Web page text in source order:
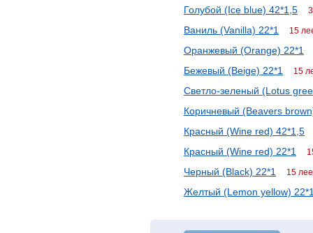
Голубой (Ice blue) 42*1,5
Ваниль (Vanilla) 22*1 15
Оранжевый (Orange) 22*1
Бежевый (Beige) 22*1
15
Светло-зеленый (Lotus
Коричневый (Beavers
Красный (Wine red) 42*1,5
Красный (Wine red) 22*1
Черный (Black) 22*1 15
Желтый (Lemon yellow)